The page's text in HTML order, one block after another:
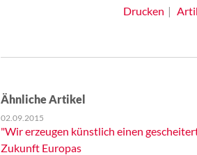
Drucken
Ähnliche Artikel
02.09.2015
"Wir erzeugen künstlich einen
Zukunft Europas